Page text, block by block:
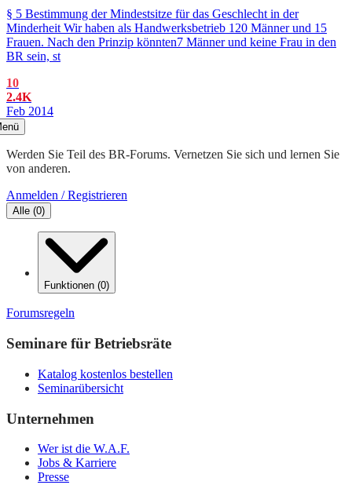
§ 5 Bestimmung der Mindestsitze für das Geschlecht in der
Minderheit Wir haben als Handwerksbetrieb 120 Männer und 15
Frauen. Nach den Prinzip könnten7 Männer und keine Frau in den
BR sein, st
10
2.4K
Feb 2014
Werden Sie Teil des BR-Forums. Vernetzen Sie sich und lernen Sie
von anderen.
Anmelden / Registrieren
Alle (0)
Funktionen (0)
Forumsregeln
Seminare für Betriebsräte
Katalog kostenlos bestellen
Seminarübersicht
Unternehmen
Wer ist die W.A.F.
Jobs & Karriere
Presse